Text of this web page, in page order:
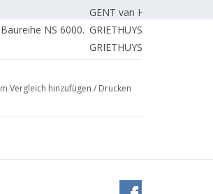
GENT van H.
NS 6000. GRIETHUYSEN van J.
GRIETHUYSEN van J.
HORDEN A.
BETTONVIEL H.
Vergleich hinzufügen / Drucken